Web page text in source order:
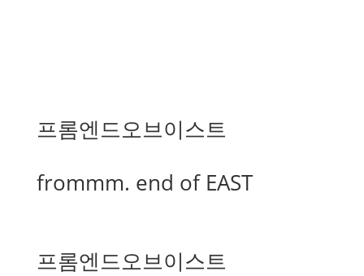
프롬엔드오브이스트
frommm. end of EAST
프롬엔드오브이스트